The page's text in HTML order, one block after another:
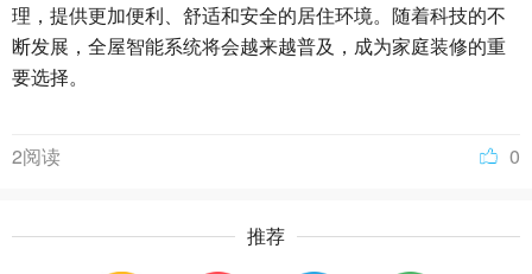
理，提供更加便利、舒适和安全的居住环境。随着科技的不
断发展，全屋智能系统将会越来越普及，成为家庭装修的重
要选择。
0
2阅读
推荐